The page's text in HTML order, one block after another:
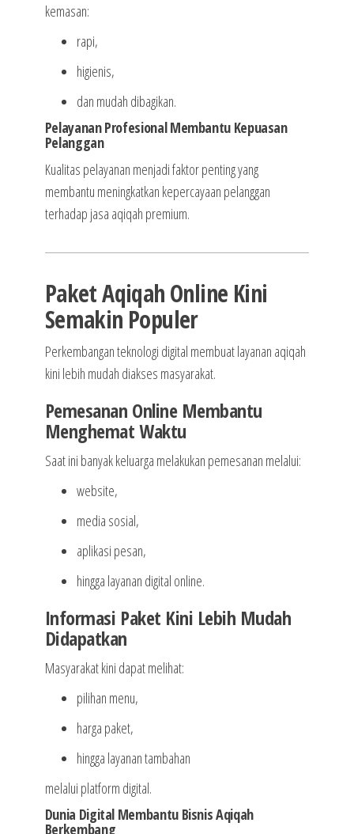
kemasan:
rapi,
higienis,
dan mudah dibagikan.
Pelayanan Profesional Membantu Kepuasan
Pelanggan
Kualitas pelayanan menjadi faktor penting yang
membantu meningkatkan kepercayaan pelanggan
terhadap jasa aqiqah premium.
Paket Aqiqah Online Kini
Semakin Populer
Perkembangan teknologi digital membuat layanan aqiqah
kini lebih mudah diakses masyarakat.
Pemesanan Online Membantu
Menghemat Waktu
Saat ini banyak keluarga melakukan pemesanan melalui:
website,
media sosial,
aplikasi pesan,
hingga layanan digital online.
Informasi Paket Kini Lebih Mudah
Didapatkan
Masyarakat kini dapat melihat:
pilihan menu,
harga paket,
hingga layanan tambahan
melalui platform digital.
Dunia Digital Membantu Bisnis Aqiqah
Berkembang